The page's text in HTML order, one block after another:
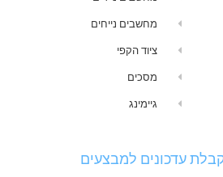
מחשבים נייחים
ציוד הקפי
מסכים
גיימינג
עדכונים למבצעים